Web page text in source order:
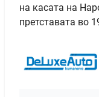
на касата на
претставата во